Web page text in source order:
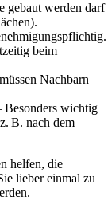
gebaut werden darf
beim
Nachbarn
Besonders wichtig
B. nach dem
helfen, die
lieber einmal zu